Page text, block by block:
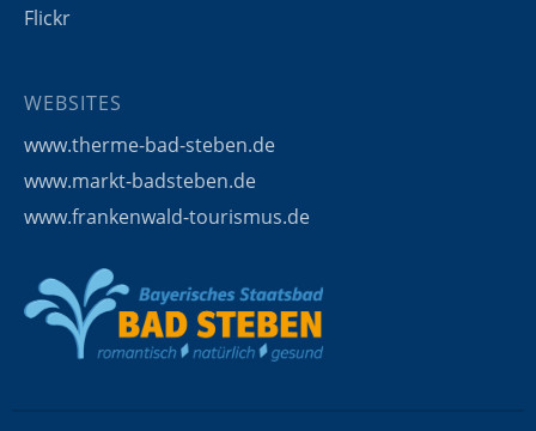
Flickr
WEBSITES
www.therme-bad-steben.de
www.markt-badsteben.de
www.frankenwald-tourismus.de